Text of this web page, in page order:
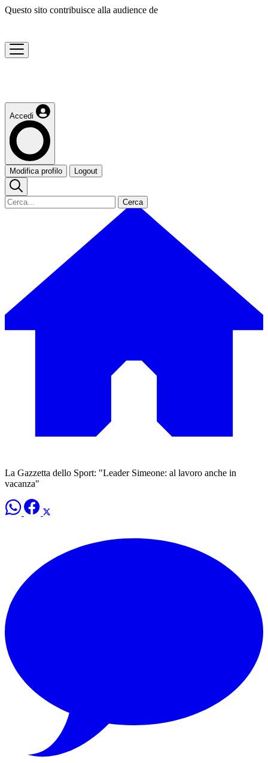
Questo sito contribuisce alla audience de
Accedi
Modifica profilo Logout
Cerca
La Gazzetta dello Sport: "Leader Simeone: al lavoro anche in
vacanza"